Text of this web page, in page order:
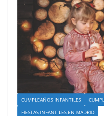
CUMPLEAÑOS INFANTILES
FIESTAS INFANTILES EN MADRID